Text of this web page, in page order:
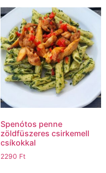
Spenótos penne
zöldfüszeres csirkemell
csíkokkal
2290 Ft